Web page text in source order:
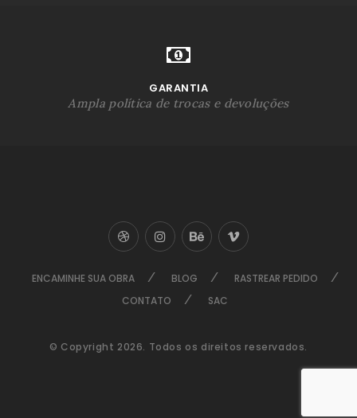
GARANTIA
Ampla política de trocas e devoluções
ENCAMINHE SUA OBRA BLOG
RASTREAR PEDIDO
CONTATO
SAC
© Copyright 2026. Todos os direitos reservados.